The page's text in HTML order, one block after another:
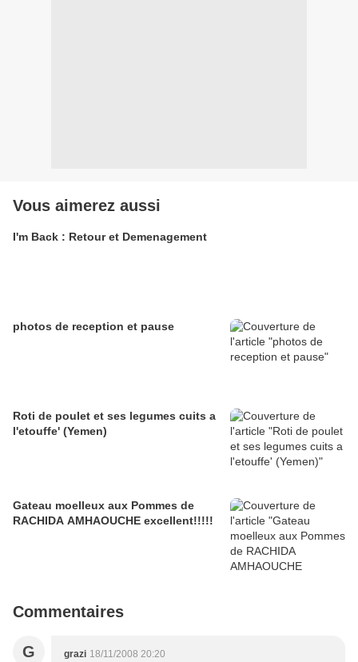
Vous aimerez aussi
I'm Back : Retour et Demenagement
photos de reception et pause
Roti de poulet et ses legumes cuits a
l'etouffe' (Yemen)
Gateau moelleux aux Pommes de
RACHIDA AMHAOUCHE excellent!!!!!
Commentaires
G grazi 18/11/2008 20:20